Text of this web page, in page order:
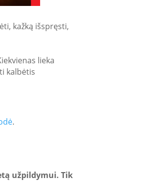
kažką išspręsti,
lieka
kalbėtis
.
užpildymui. Tik